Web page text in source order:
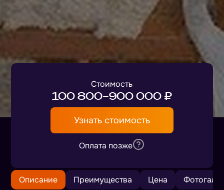
Описание Преимущества Цена
Стоимость
100 800–900 000 ₽
Узнать стоимость
Оплата позже